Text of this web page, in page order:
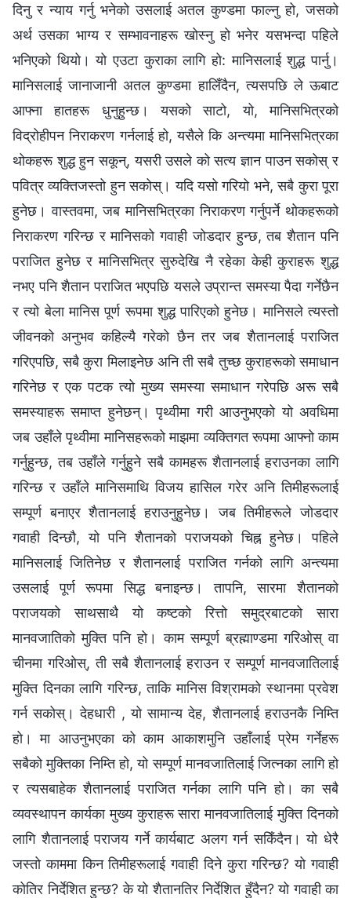
दिनु र न्याय गर्नु भनेको उसलाई अतल कुण्डमा फाल्नु हो, जसको
अर्थ उसका भाग्य र सम्भावनाहरू खोस्नु हो भनेर यसभन्दा पहिले
भनिएको थियो। यो एउटा कुराका लागि हो: मानिसलाई शुद्ध पार्नु।
मानिसलाई जानाजानी अतल कुण्डमा हालिँदैन, त्यसपछि ले ऊबाट
आफ्ना हातहरू धुनुहुन्छ। यसको साटो, यो, मानिसभित्रको
विद्रोहीपन निराकरण गर्नलाई हो, यसैले कि अन्त्यमा मानिसभित्रका
थोकहरू शुद्ध हुन सकून्, यसरी उसले को सत्य ज्ञान पाउन सकोस् र
पवित्र व्यक्तिजस्तो हुन सकोस्। यदि यसो गरियो भने, सबै कुरा पूरा
हुनेछ। वास्तवमा, जब मानिसभित्रका निराकरण गर्नुपर्ने थोकहरूको
निराकरण गरिन्छ र मानिसको गवाही जोडदार हुन्छ, तब शैतान पनि
पराजित हुनेछ र मानिसभित्र सुरुदेखि नै रहेका केही कुराहरू शुद्ध
नभए पनि शैतान पराजित भएपछि यसले उप्रान्त समस्या पैदा गर्नेछैन
र त्यो बेला मानिस पूर्ण रूपमा शुद्ध पारिएको हुनेछ। मानिसले त्यस्तो
जीवनको अनुभव कहिल्यै गरेको छैन तर जब शैतानलाई पराजित
गरिएपछि, सबै कुरा मिलाइनेछ अनि ती सबै तुच्छ कुराहरूको समाधान
गरिनेछ र एक पटक त्यो मुख्य समस्या समाधान गरेपछि अरू सबै
समस्याहरू समाप्त हुनेछन्। पृथ्वीमा गरी आउनुभएको यो अवधिमा
जब उहाँले पृथ्वीमा मानिसहरूको माझमा व्यक्तिगत रूपमा आफ्नो काम
गर्नुहुन्छ, तब उहाँले गर्नुहुने सबै कामहरू शैतानलाई हराउनका लागि
गरिन्छ र उहाँले मानिसमाथि विजय हासिल गरेर अनि तिमीहरूलाई
सम्पूर्ण बनाएर शैतानलाई हराउनुहुनेछ। जब तिमीहरूले जोडदार
गवाही दिन्छौ, यो पनि शैतानको पराजयको चिह्न हुनेछ। पहिले
मानिसलाई जितिनेछ र शैतानलाई पराजित गर्नको लागि अन्त्यमा
उसलाई पूर्ण रूपमा सिद्ध बनाइन्छ। तापनि, सारमा शैतानको
पराजयको साथसाथै यो कष्टको रित्तो समुद्रबाटको सारा
मानवजातिको मुक्ति पनि हो। काम सम्पूर्ण ब्रह्माण्डमा गरिओस् वा
चीनमा गरिओस्, ती सबै शैतानलाई हराउन र सम्पूर्ण मानवजातिलाई
मुक्ति दिनका लागि गरिन्छ, ताकि मानिस विश्रामको स्थानमा प्रवेश
गर्न सकोस्। देहधारी , यो सामान्य देह, शैतानलाई हराउनकै निम्ति
हो। मा आउनुभएका को काम आकाशमुनि उहाँलाई प्रेम गर्नेहरू
सबैको मुक्तिका निम्ति हो, यो सम्पूर्ण मानवजातिलाई जित्नका लागि हो
र त्यसबाहेक शैतानलाई पराजित गर्नका लागि पनि हो। का सबै
व्यवस्थापन कार्यका मुख्य कुराहरू सारा मानवजातिलाई मुक्ति दिनको
लागि शैतानलाई पराजय गर्ने कार्यबाट अलग गर्न सकिँदैन। यो धेरै
जस्तो काममा किन तिमीहरूलाई गवाही दिने कुरा गरिन्छ? यो गवाही
कोतिर निर्देशित हुन्छ? के यो शैतानतिर निर्देशित हुँदैन? यो गवाही का